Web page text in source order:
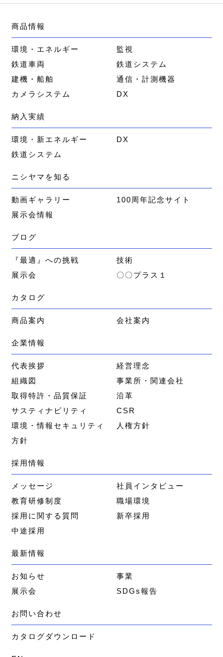
商品情報
環境・エネルギー
監視
鉄道車両
鉄道システム
建機・船舶
通信・計測機器
カメラシステム
DX
納入実績
環境・新エネルギー
DX
鉄道システム
ニシヤマを知る
動画ギャラリー
100周年記念サイト
展示会情報
ブログ
『最適』への挑戦
技術
展示会
〇〇プラス１
カタログ
商品案内 会社案内
企業情報
代表挨拶
経営理念
組織図
事業所・関連会社
取得特許・品質保証
沿革
サスティナビリティ
CSR
環境・情報セキュリティ
方針
人権方針
採用情報
メッセージ
社員インタビュー
教育研修制度
職場環境
採用に関する質問
新卒採用
中途採用
最新情報
お知らせ
事業
展示会
SDGs報告
お問い合わせ
カタログダウンロード